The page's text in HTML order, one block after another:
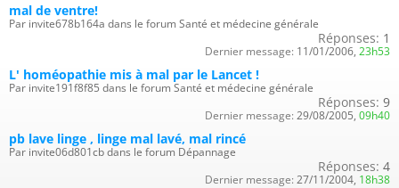
mal de ventre!
Par invite678b164a dans le forum Santé et médecine générale
Réponses: 1
Dernier message: 11/01/2006, 23h53
L' homéopathie mis à mal par le Lancet !
Par invite191f8f85 dans le forum Santé et médecine générale
Réponses: 9
Dernier message: 29/08/2005, 09h40
pb lave linge , linge mal lavé, mal rincé
Par invite06d801cb dans le forum Dépannage
Réponses: 4
Dernier message: 27/11/2004, 18h38